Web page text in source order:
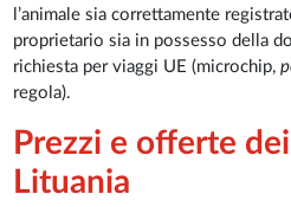
l’animale sia correttamente
proprietario sia in possesso della
richiesta per viaggi UE (microchip,
regola).
Prezzi e offerte
Lituania